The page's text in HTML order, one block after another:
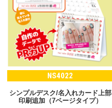
NS4022
シンプルデスク/名入れカード上部
印刷追加（7ページタイプ）